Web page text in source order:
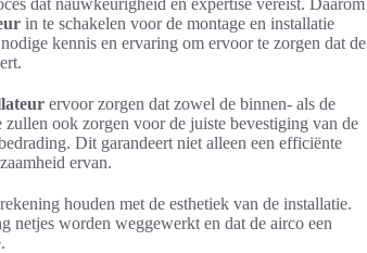
dat nauwkeurigheid en expertise vereist. Daarom
in te schakelen voor de montage en installatie
kennis en ervaring om ervoor te zorgen dat de
ervoor zorgen dat zowel de binnen- als de
ook zorgen voor de juiste bevestiging van de
Dit garandeert niet alleen een efficiënte
ervan.
houden met de esthetiek van de installatie.
netjes worden weggewerkt en dat de airco een